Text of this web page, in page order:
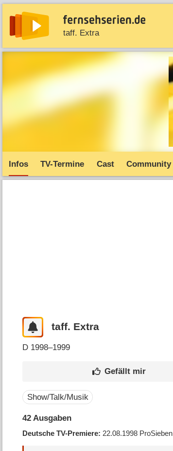
taff. Extra
News Entdecken Streaming
Infos TV-Termine Cast Community
taff. Extra
D 1998–1999
Show/Talk/Musik
42 Ausgaben
Deutsche TV-Premiere 22.08.1998 ProSieben